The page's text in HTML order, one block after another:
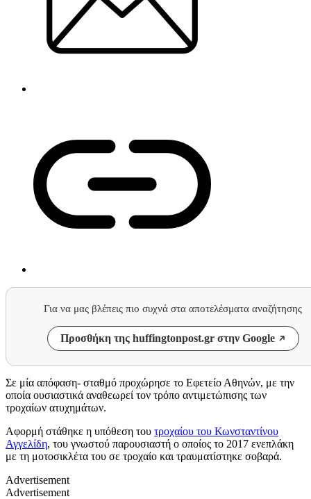
Για να μας βλέπεις πιο συχνά στα αποτελέσματα αναζήτησης
Προσθήκη της huffingtonpost.gr στην Google
Σε μία απόφαση- σταθμό προχώρησε το Εφετείο Αθηνών, με την
οποία ουσιαστικά αναθεωρεί τον τρόπο αντιμετώπισης των
τροχαίων ατυχημάτων.
Αφορμή στάθηκε η υπόθεση του τροχαίου του Κωνσταντίνου
Αγγελίδη, του γνωστού παρουσιαστή ο οποίος το 2017 ενεπλάκη
με τη μοτοσικλέτα του σε τροχαίο και τραυματίστηκε σοβαρά.
Advertisement
Advertisement